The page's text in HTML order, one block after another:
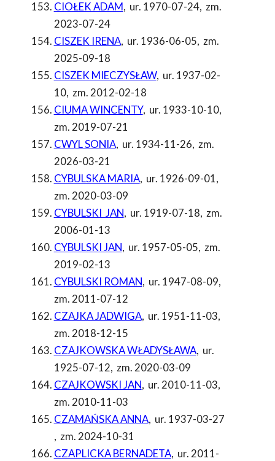
CIOŁEK ADAM, ur. 1970-07-24, zm.
2023-07-24
CISZEK IRENA, ur. 1936-06-05, zm.
2025-09-18
CISZEK MIECZYSŁAW, ur. 1937-02-
10, zm. 2012-02-18
CIUMA WINCENTY, ur. 1933-10-10,
zm. 2019-07-21
CWYL SONIA, ur. 1934-11-26, zm.
2026-03-21
CYBULSKA MARIA, ur. 1926-09-01,
zm. 2020-03-09
CYBULSKI JAN, ur. 1919-07-18, zm.
2006-01-13
CYBULSKI JAN, ur. 1957-05-05, zm.
2019-02-13
CYBULSKI ROMAN, ur. 1947-08-09,
zm. 2011-07-12
CZAJKA JADWIGA, ur. 1951-11-03,
zm. 2018-12-15
CZAJKOWSKA WŁADYSŁAWA, ur.
1925-07-12, zm. 2020-03-09
CZAJKOWSKI JAN, ur. 2010-11-03,
zm. 2010-11-03
CZAMAŃSKA ANNA, ur. 1937-03-27
, zm. 2024-10-31
CZAPLICKA BERNADETA, ur. 2011-